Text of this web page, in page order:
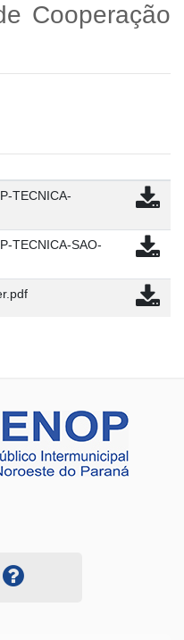
Cooperação
TECNICA-
TECNICA-SAO-